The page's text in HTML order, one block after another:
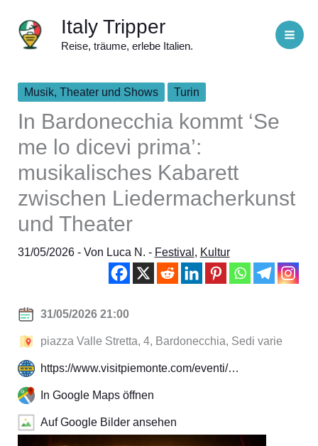
Inhalt
springen
Italy Tripper
Reise, träume, erlebe Italien.
Musik, Theater und Shows Turin
In Bardonecchia kommt ‘Se
me lo dicevi prima’:
musikalisches Kabarett
zwischen Liedermacherkunst
und Theater
31/05/2026 - Von Luca N. - Festival , Kultur
31/05/2026 21:00
piazza Valle Stretta, 4, Bardonecchia, Sedi varie
https://www.visitpiemonte.com/eventi/…
In Google Maps öffnen
Auf Google Bilder ansehen